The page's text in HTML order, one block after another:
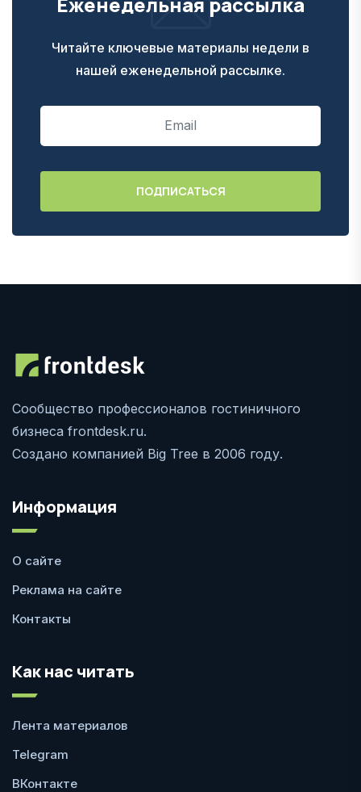
Читайте ключевые материалы недели в
нашей еженедельной рассылке.
Сообщество профессионалов гостиничного
бизнеса frontdesk.ru.
Создано компанией Big Tree в 2006 году.
Информация
О сайте
Реклама на сайте
Контакты
Как нас читать
Лента материалов
Telegram
ВКонтакте